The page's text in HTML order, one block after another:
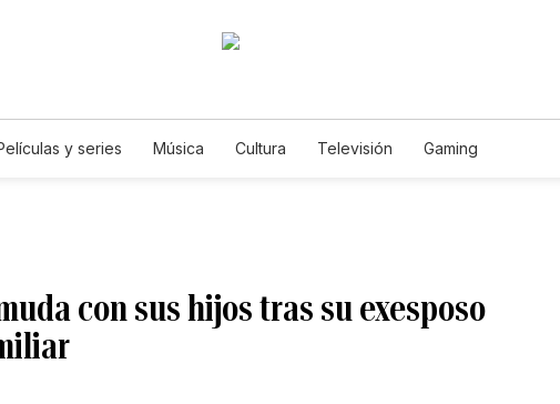
y series Música Cultura Televisión Gaming
con sus hijos tras su exesposo